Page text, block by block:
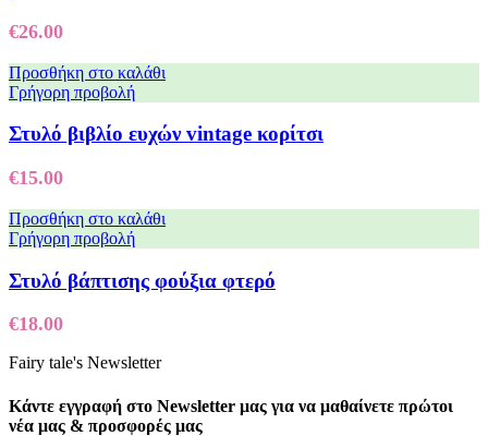
€26.00
Προσθήκη στο καλάθι
Γρήγορη προβολή
Στυλό βιβλίο ευχών vintage κορίτσι
€15.00
Προσθήκη στο καλάθι
Γρήγορη προβολή
Στυλό βάπτισης φούξια φτερό
€18.00
Fairy tale's Newsletter
Κάντε εγγραφή στο Newsletter μας για να μαθαίνετε πρώτοι
νέα μας & προσφορές μας